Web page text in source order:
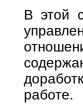
В этой
работе.